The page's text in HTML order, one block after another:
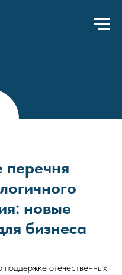
перечня
новые
бизнеса
отечественных